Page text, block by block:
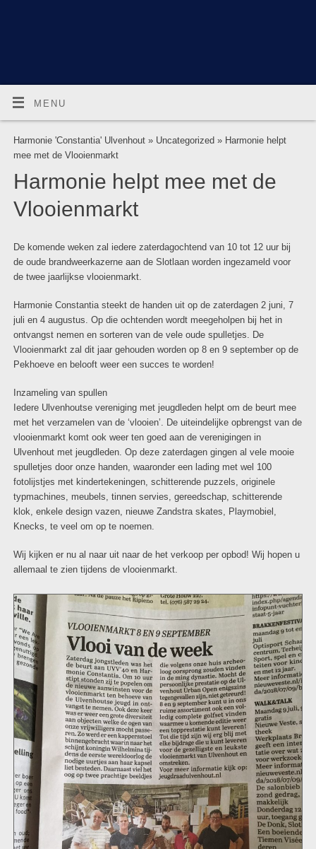
MENU
Harmonie 'Constantia' Ulvenhout» Uncategorized » Harmonie helpt
mee met de Vlooienmarkt
Harmonie helpt mee met de
Vlooienmarkt
De komende weken zal iedere zaterdagochtend van 10 tot 12 uur bij
de oude brandweerkazerne aan de Slotlaan worden ingezameld voor
de twee jaarlijkse vlooienmarkt.
Harmonie Constantia steekt de handen uit op de zaterdagen 2 juni, 7
juli en 4 augustus. Op die ochtenden wordt meegeholpen bij het in
ontvangst nemen en sorteren van de vele oude spulletjes. De
Vlooienmarkt zal dit jaar gehouden worden op 8 en 9 september op de
Pekhoeve en belooft weer een succes te worden!
Inzameling van spullen
Iedere Ulvenhoutse vereniging met jeugdleden helpt om de beurt mee
met het verzamelen van de ‘vlooien’. De uiteindelijke opbrengst van de
vlooienmarkt komt ook weer ten goed aan de verenigingen in
Ulvenhout met jeugdleden. Op deze zaterdagen gingen al vele mooie
spulletjes door onze handen, waaronder een lading met wel 100
fotolijstjes met kindertekeningen, schitterende puzzels, originele
typmachines, meubels, tinnen servies, gereedschap, schitterende
klok, enkele design vazen, nieuwe Zandstra skates, Playmobiel,
Knecks, te veel om op te noemen.
Wij kijken er nu al naar uit naar de het verkoop per opbod! Wij hopen u
allemaal te zien tijdens de vlooienmarkt.